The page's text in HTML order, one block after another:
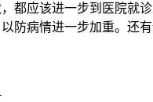
应该进一步到医院就诊
防病情进一步加重。还有